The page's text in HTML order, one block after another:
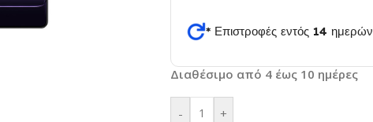
* Επιστροφές εντός 14 ημερών
Διαθέσιμο από 4 έως 10 ημέρες
- +